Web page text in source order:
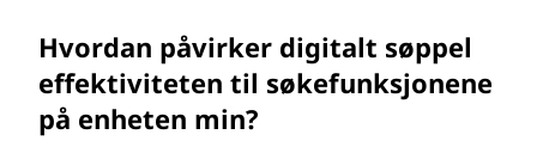
Hvordan påvirker digitalt søppel
effektiviteten til søkefunksjonene
på enheten min?